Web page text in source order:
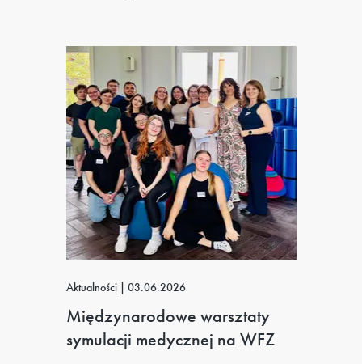
Aktualności | 03.06.2026
Międzynarodowe warsztaty
symulacji medycznej na WFZ